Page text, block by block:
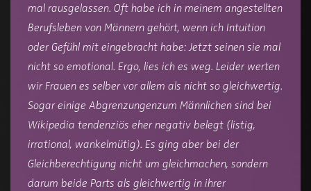
mal rausgelassen. Oft habe ich in meinem angestellten
Berufsleben von Männern gehört, wenn ich Intuition
oder Gefühl mit eingebracht habe: Jetzt seinen sie mal
nicht so emotional. Ergo, lies ich es weg. Leider werten
wir Frauen es selber vor allem als nicht so gleichwertig.
Sogar einige Abgrenzungenzum Männlichen sind bei
Wikipedia tendenziös eher negativ belegt (listig,
irrational, wankelmütig). Es ging aber bei der
Gleichberechtigung nicht um gleichmachen, sondern
darum beide Parts als gleichwertig in ihrer